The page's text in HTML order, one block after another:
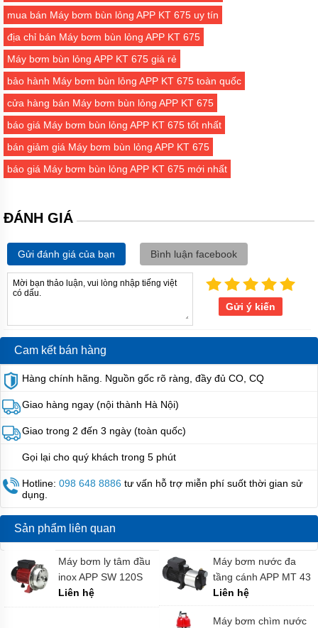
Hãng
máy
bơm
Máy
Bơm
GRUNDFOS
-
EU
Máy
bơm
ESPA
-
Tây
Máy
PEDROLLO
Italy
Máy
bơm
STAC
-
Italy
Máy
bơm
PENTAX
Italy
bơm
MATRA
-
italy
Máy
bơm
SEALAND
mua bán Máy bơm bùn lỏng APP KT 675 uy tín
địa chỉ bán Máy bơm bùn lỏng APP KT 675
Máy bơm bùn lỏng APP KT 675 giá rẻ
bảo hành Máy bơm bùn lỏng APP KT 675 toàn quốc
cửa hàng bán Máy bơm bùn lỏng APP KT 675
báo giá Máy bơm bùn lỏng APP KT 675 tốt nhất
bán giảm giá Máy bơm bùn lỏng APP KT 675
báo giá Máy bơm bùn lỏng APP KT 675 mới nhất
ĐÁNH GIÁ
Gửi đánh giá của bạn Bình luận facebook
Gửi ý kiến
Cam kết bán hàng
Hàng chính hãng. Nguồn gốc rõ ràng, đầy đủ CO, CQ
Giao hàng ngay (nội thành Hà Nội)
Giao trong 2 đến 3 ngày (toàn quốc)
Gọi lại cho quý khách trong 5 phút
Hotline: 098 648 8886 tư vấn hỗ trợ miễn phí suốt thời gian sử
dụng.
Sản phẩm liên quan
Máy bơm ly tâm đầu
inox APP SW 120S
chính hãng
Liên hệ
Máy bơm nước đa
tầng cánh APP MT 43
chính hãng
Liên hệ
Máy bơm chìm nước